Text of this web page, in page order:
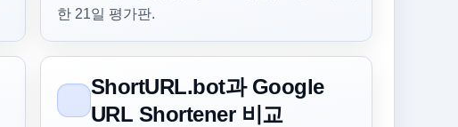
한 21일 평가판.
ShortURL.bot과 Google
URL Shortener 비교